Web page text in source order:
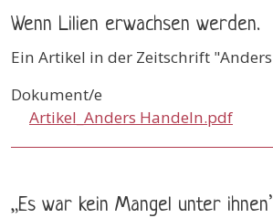
Wenn Lilien erwachsen werden.
Ein Artikel in der Zeitschrift
Dokument/e
Artikel_Anders Handeln.pdf
„Es war kein Mangel unter